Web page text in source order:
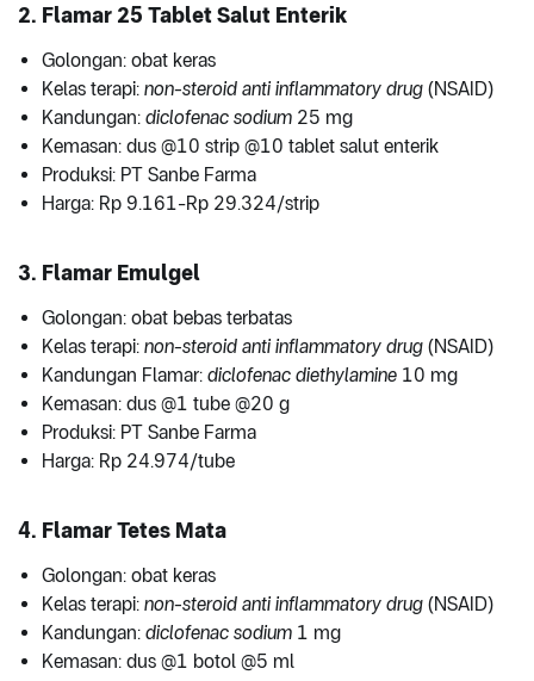
2. Flamar 25 Tablet Salut Enterik
Golongan: obat keras
Kelas terapi: non-steroid anti inflammatory drug (NSAID)
Kandungan: diclofenac sodium 25 mg
Kemasan: dus @10 strip @10 tablet salut enterik
Produksi: PT Sanbe Farma
Harga: Rp 9.161-Rp 29.324/strip
3. Flamar Emulgel
Golongan: obat bebas terbatas
Kelas terapi: non-steroid anti inflammatory drug (NSAID)
Kandungan Flamar: diclofenac diethylamine 10 mg
Kemasan: dus @1 tube @20 g
Produksi: PT Sanbe Farma
Harga: Rp 24.974/tube
4. Flamar Tetes Mata
Golongan: obat keras
Kelas terapi: non-steroid anti inflammatory drug (NSAID)
Kandungan: diclofenac sodium 1 mg
Kemasan: dus @1 botol @5 ml